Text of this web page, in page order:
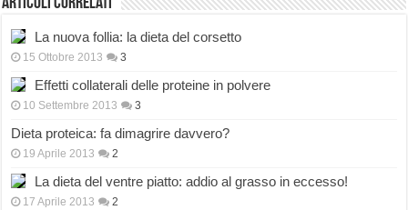
Articoli correlati
La nuova follia: la dieta del corsetto
15 Ottobre 2013 3
Effetti collaterali delle proteine in polvere
10 Settembre 2013 3
Dieta proteica: fa dimagrire davvero?
19 Aprile 2013 2
La dieta del ventre piatto: addio al grasso in eccesso!
17 Aprile 2013 2